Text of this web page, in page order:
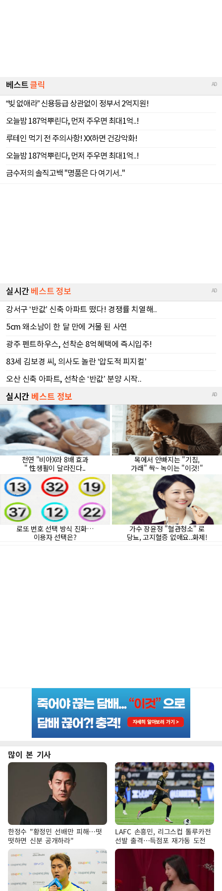
많이 본 기사
한정수 "황정민 선배만 피해…떳
떳하면 신분 공개하라"
LAFC 손흥민, 리그스컵 톨루카전
선발 출격…득점포 재가동 도전